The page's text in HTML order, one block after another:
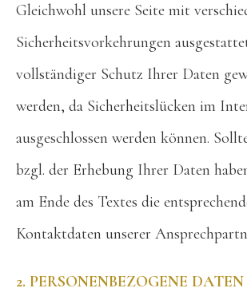
Gleichwohl unsere Seite mit
Sicherheitsvorkehrungen
vollständiger Schutz Ihrer Daten
werden, da Sicherheitslücken im
ausgeschlossen werden können.
bzgl. der Erhebung Ihrer Daten
am Ende des Textes die
Kontaktdaten unserer
2. PERSONENBEZOGENE DATEN